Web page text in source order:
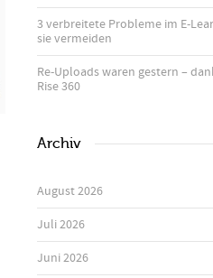
3 verbreitete Probleme im E-
sie vermeiden
Re-Uploads waren gestern –
Rise 360
Archiv
August 2026
Juli 2026
Juni 2026